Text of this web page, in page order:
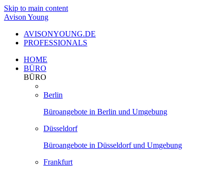
Skip to main content
Avison Young
AVISONYOUNG.DE
PROFESSIONALS
HOME
BÜRO
BÜRO
Berlin
Büroangebote in Berlin und Umgebung
Düsseldorf
Büroangebote in Düsseldorf und Umgebung
Frankfurt